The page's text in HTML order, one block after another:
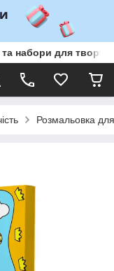
набори для
Розмальовка